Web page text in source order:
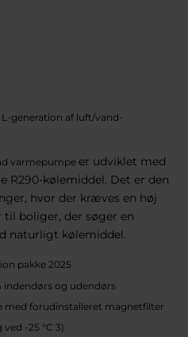
generation af luft/vand-
varmepumpe er udviklet med
R290-kølemiddel. Det er den
hvor der kræves en høj
boliger, der søger en
naturligt kølemiddel.
pakke 2025
indendørs og udendørs
med forudinstalleret magnetfilter
-25 °C 3)